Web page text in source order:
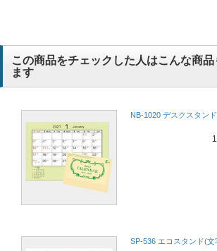
この商品をチェックした人はこんな商
ます
NB-1020 デスクスタン
SP-536 エコスタンド(文